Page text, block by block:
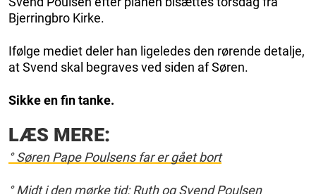
Bjerringbro Kirke.
Ifølge mediet deler han ligeledes den rørende detalje,
at Svend skal begraves ved siden af Søren.
Sikke en fin tanke.
LÆS MERE:
° Søren Pape Poulsens far er gået bort
° Midt i den mørke tid: Ruth og Svend Poulsen